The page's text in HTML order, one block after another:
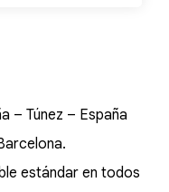
– Túnez – España
estándar en todos